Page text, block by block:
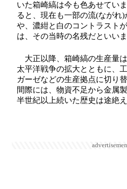
いた箱崎縞は今も色あせてい
ると、現在も一部の流(ながれ
や、濃紺と白のコントラスト
は、その当時の名残だといいま
大正以降、箱崎縞の生産量は
太平洋戦争の拡大とともに、
ガーゼなどの生産拠点に切り
間際には、物資不足から金属
半世紀以上続いた歴史は途絶